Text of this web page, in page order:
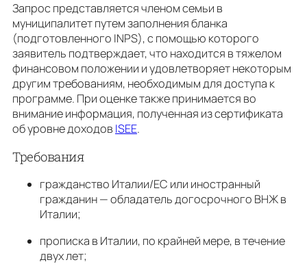
Запрос представляется членом семьи в
муниципалитет путем заполнения бланка
(подготовленного INPS), с помощью которого
заявитель подтверждает, что находитcя в тяжелом
финансовом положении и удовлетворяет некоторым
другим требованиям, необходимым для доступа к
программе. При оценке также принимается во
внимание информация, полученная из сертификата
об уровне доходов ISEE.
Требования
гражданство Италии/ЕС или иностранный
гражданин — обладатель догосрочного ВНЖ в
Италии;
прописка в Италии, по крайней мере, в течение
двух лет;